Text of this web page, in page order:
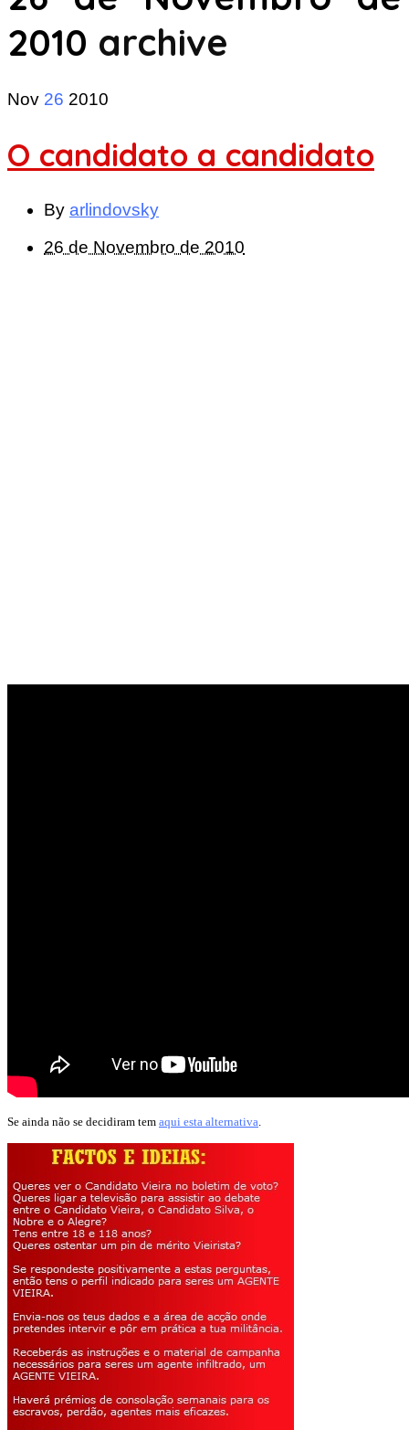
2010 archive
Nov 26 2010
O candidato a candidato
By arlindovsky
26 de Novembro de 2010
Se ainda não se decidiram tem aqui esta alternativa.